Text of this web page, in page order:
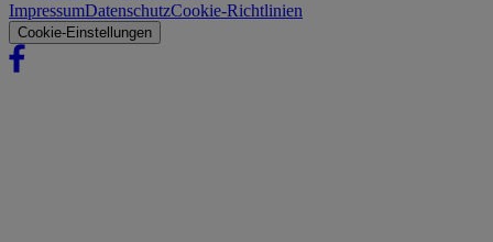
ImpressumDatenschutzCookie-Richtlinien
Cookie-Einstellungen